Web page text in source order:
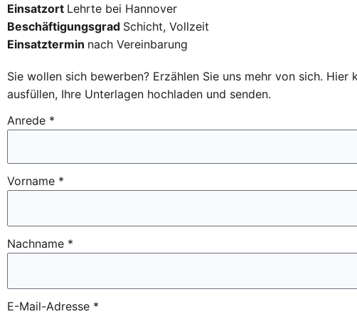
Einsatzort Lehrte bei Hannover
Beschäftigungsgrad Schicht, Vollzeit
Einsatztermin nach Vereinbarung
Sie wollen sich bewerben? Erzählen Sie uns mehr von sich.
ausfüllen, Ihre Unterlagen hochladen und senden.
Anrede *
Vorname *
Nachname *
E-Mail-Adresse *